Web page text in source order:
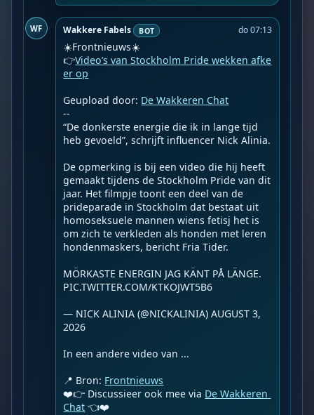
WF Wakkere Fabels BOT do 07:13
☀️Frontnieuws☀️
👉Video’s van Stockholm Pride wekken afke
er op
Geupload door: De Wakkeren Chat
--
“De donkerste energie die ik in lange tijd
heb gevoeld”, schrijft influencer Nick Alinia.
De opmerking is bij een video die hij heeft
gemaakt tijdens de Stockholm Pride van dit
jaar. Het filmpje toont een deel van de
prideparade in Stockholm dat bestaat uit
homoseksuele mannen wiens fetisj het is
om zich te verkleden als honden met leren
hondenmaskers, bericht Fria Tider.
MÖRKASTE ENERGIN JAG KÄNT PÅ LÄNGE.
PIC.TWITTER.COM/KTKOJWT5B6
— NICK ALINIA (@NICKALINIA) AUGUST 3,
2026
In een andere video van ...
📍 Bron: Frontnieuws
❤️👉 Discussieer ook mee via De Wakkeren
Chat 👈❤️